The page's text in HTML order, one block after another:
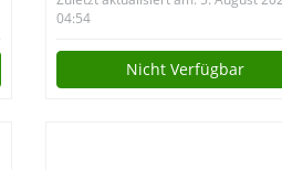
Werkzeugschrank,
Hergestellt in der EU
04:54
Nicht Verfügbar